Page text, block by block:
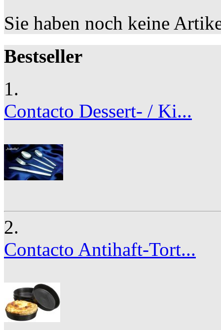
Sie haben noch keine
Bestseller
1.
Contacto Dessert- / Ki...
2.
Contacto Antihaft-Tort...